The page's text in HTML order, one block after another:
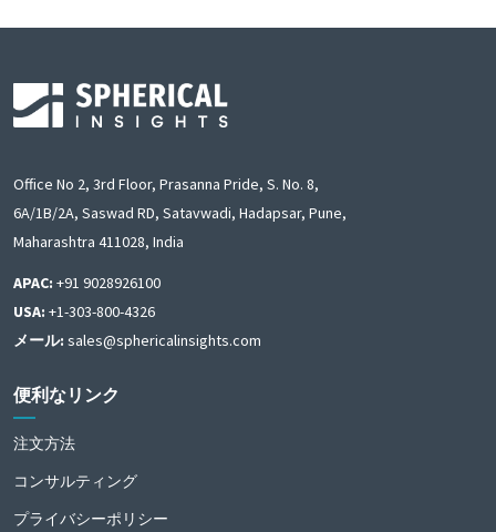
Office No 2, 3rd Floor, Prasanna Pride, S. No. 8,
6A/1B/2A, Saswad RD, Satavwadi, Hadapsar, Pune,
Maharashtra 411028, India
APAC: +91 9028926100
USA: +1-303-800-4326
メール: sales@sphericalinsights.com
便利なリンク
注文方法
コンサルティング
プライバシーポリシー